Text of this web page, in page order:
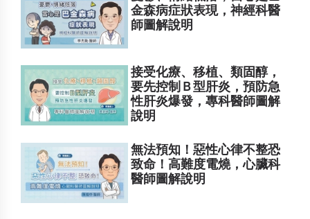
金森病症狀表現，神經科醫
師圖解說明
接受化療、移植、類固醇，
要先控制Ｂ型肝炎，預防急
性肝炎爆發，專科醫師圖解
說明
無法預知！惡性心律不整恐
致命！高難度電燒，心臟科
醫師圖解說明